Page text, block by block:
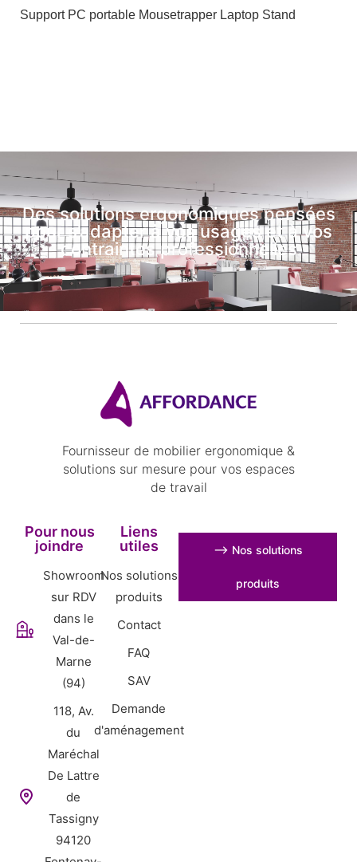
Support PC portable Mousetrapper Laptop Stand
Des solutions ergonomiques pensées
pour s’adapter à vos usages et à vos
contraintes professionnelles
Fournisseur de mobilier ergonomique &
solutions sur mesure pour vos espaces
de travail
Pour nous
joindre
Showroom
sur RDV
dans le
Val-de-
Marne
(94)
118, Av.
du
Maréchal
De Lattre
de
Tassigny
94120
Liens
utiles
Nos solutions
produits
Contact
FAQ
SAV
Demande
d'aménagement
⟶ Nos solutions
produits